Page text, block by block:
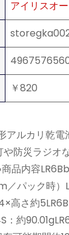
アイリスオ
￥820
アルカリ乾
防災ラジ
品内容
パック時
高さ約
約